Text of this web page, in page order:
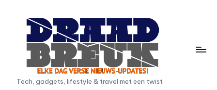
D
Tech, gadgets, lifestyle & travel met een twist